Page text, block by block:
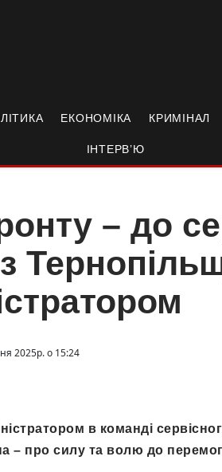
ЕКОНОМІКА КРИМІНАЛ
ІНТЕРВ’Ю
– до
2025р. о 15:24
в команді
– про силу та волю до